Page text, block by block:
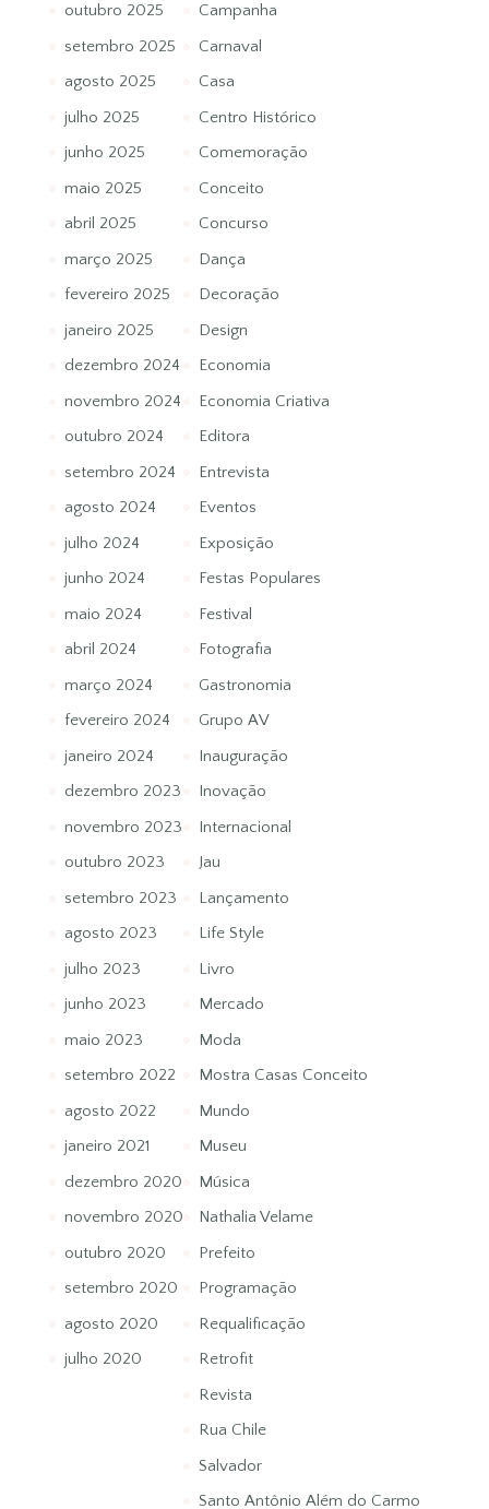
outubro 2025
setembro 2025
agosto 2025
julho 2025
junho 2025
maio 2025
abril 2025
março 2025
fevereiro 2025
janeiro 2025
dezembro 2024
novembro 2024
outubro 2024
setembro 2024
agosto 2024
julho 2024
junho 2024
maio 2024
abril 2024
março 2024
fevereiro 2024
janeiro 2024
dezembro 2023
novembro 2023
outubro 2023
setembro 2023
agosto 2023
julho 2023
junho 2023
maio 2023
setembro 2022
agosto 2022
janeiro 2021
dezembro 2020
novembro 2020
outubro 2020
setembro 2020
agosto 2020
julho 2020
Campanha
Carnaval
Casa
Centro Histórico
Comemoração
Conceito
Concurso
Dança
Decoração
Design
Economia
Economia Criativa
Editora
Entrevista
Eventos
Exposição
Festas Populares
Festival
Fotografia
Gastronomia
Grupo AV
Inauguração
Inovação
Internacional
Jau
Lançamento
Life Style
Livro
Mercado
Moda
Mostra Casas Conceito
Mundo
Museu
Música
Nathalia Velame
Prefeito
Programação
Requalificação
Retrofit
Revista
Rua Chile
Salvador
Santo Antônio Além do Carmo